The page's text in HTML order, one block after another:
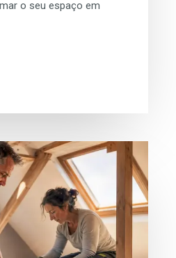
o seu espaço em